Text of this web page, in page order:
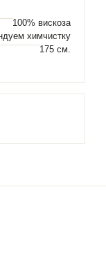
100% вискоза
химчистку
175 см.